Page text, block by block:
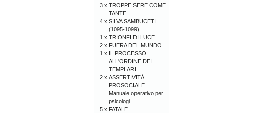
3 x TROPPE SERE COME
TANTE
4 x SILVA SAMBUCETI
(1095-1099)
1 x TRIONFI DI LUCE
2 x FUERA DEL MUNDO
1 x IL PROCESSO
ALL'ORDINE DEI
TEMPLARI
2 x ASSERTIVITÀ
PROSOCIALE
Manuale operativo per
psicologi
5 x FATALE